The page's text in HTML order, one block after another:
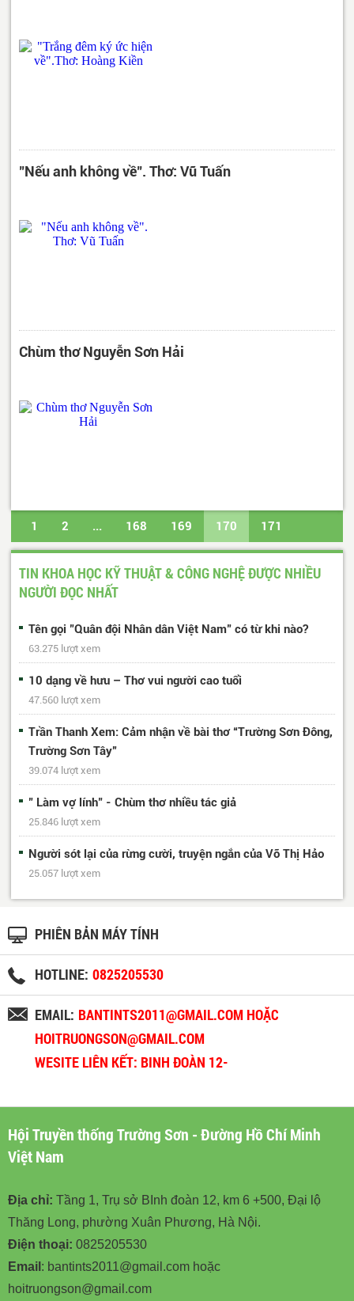
"Nếu anh không về". Thơ: Vũ Tuấn
Chùm thơ Nguyễn Sơn Hải
1 2 ... 168 169 170 171
172 ... 488 489 Trang cuối
TIN KHOA HỌC KỸ THUẬT & CÔNG NGHỆ ĐƯỢC NHIỀU
NGƯỜI ĐỌC NHẤT
Tên gọi "Quân đội Nhân dân Việt Nam" có từ khi nào?
63.275 lượt xem
10 dạng về hưu – Thơ vui người cao tuổi
47.560 lượt xem
Trần Thanh Xem: Cảm nhận về bài thơ “Trường Sơn Đông,
Trường Sơn Tây”
39.074 lượt xem
" Làm vợ lính" - Chùm thơ nhiều tác giả
25.846 lượt xem
Người sót lại của rừng cười, truyện ngắn của Võ Thị Hảo
25.057 lượt xem
PHIÊN BẢN MÁY TÍNH
HOTLINE: 0825205530
EMAIL: BANTINTS2011@GMAIL.COM HOẶC
HOITRUONGSON@GMAIL.COM
WESITE LIÊN KẾT: BINH ĐOÀN 12-
Hội Truyền thống Trường Sơn - Đường Hồ Chí Minh
Việt Nam
Địa chỉ: Tầng 1, Trụ sở BInh đoàn 12, km 6 +500, Đại lộ
Thăng Long, phường Xuân Phương, Hà Nội.
Điện thoại: 0825205530
Email : bantints2011@gmail.com hoặc
hoitruongson@gmail.com